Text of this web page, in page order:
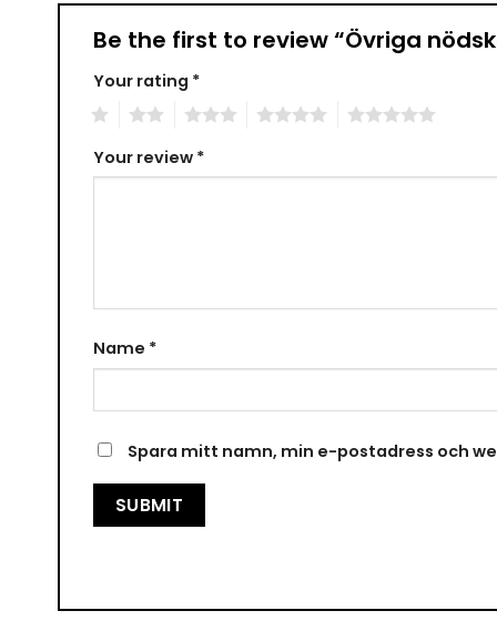
Be the first to review “Övriga
Your rating *
Your review *
Name *
Spara mitt namn, min e-postadress och